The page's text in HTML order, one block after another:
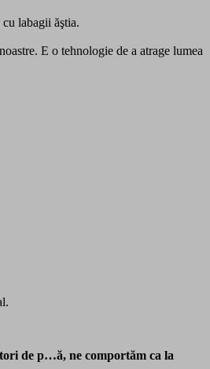
labagii ăştia.
E o tehnologie de a atrage lumea
de p…ă, ne comportăm ca la